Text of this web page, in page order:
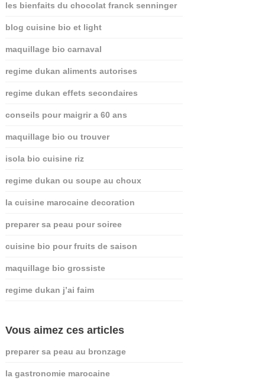
les bienfaits du chocolat franck senninger
blog cuisine bio et light
maquillage bio carnaval
regime dukan aliments autorises
regime dukan effets secondaires
conseils pour maigrir a 60 ans
maquillage bio ou trouver
isola bio cuisine riz
regime dukan ou soupe au choux
la cuisine marocaine decoration
preparer sa peau pour soiree
cuisine bio pour fruits de saison
maquillage bio grossiste
regime dukan j’ai faim
Vous aimez ces articles
preparer sa peau au bronzage
la gastronomie marocaine